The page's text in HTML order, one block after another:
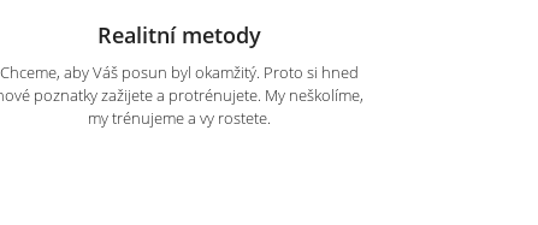
Realitní metody
Chceme, aby Váš posun byl okamžitý. Proto si hned
poznatky zažijete a protrénujete. My neškolíme,
my trénujeme a vy rostete.